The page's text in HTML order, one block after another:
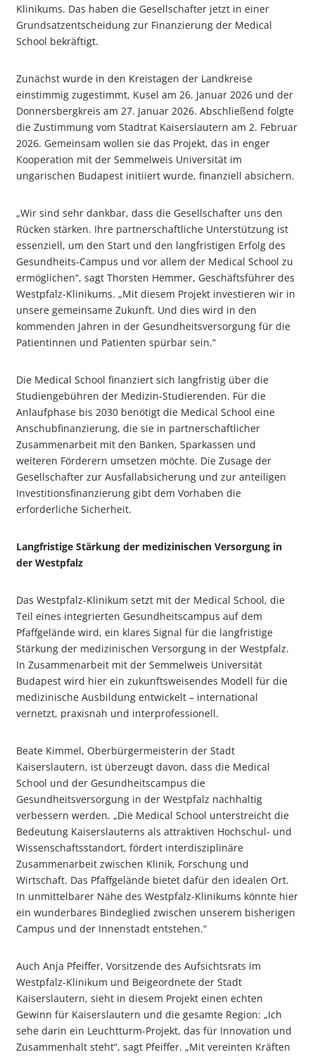
Klinikums. Das haben die Gesellschafter jetzt in einer
Grundsatzentscheidung zur Finanzierung der Medical
School bekräftigt.
Zunächst wurde in den Kreistagen der Landkreise
einstimmig zugestimmt, Kusel am 26. Januar 2026 und der
Donnersbergkreis am 27. Januar 2026. Abschließend folgte
die Zustimmung vom Stadtrat Kaiserslautern am 2. Februar
2026. Gemeinsam wollen sie das Projekt, das in enger
Kooperation mit der Semmelweis Universität im
ungarischen Budapest initiiert wurde, finanziell absichern.
„Wir sind sehr dankbar, dass die Gesellschafter uns den
Rücken stärken. Ihre partnerschaftliche Unterstützung ist
essenziell, um den Start und den langfristigen Erfolg des
Gesundheits-Campus und vor allem der Medical School zu
ermöglichen“, sagt Thorsten Hemmer, Geschäftsführer des
Westpfalz-Klinikums. „Mit diesem Projekt investieren wir in
unsere gemeinsame Zukunft. Und dies wird in den
kommenden Jahren in der Gesundheitsversorgung für die
Patientinnen und Patienten spürbar sein.“
Die Medical School finanziert sich langfristig über die
Studiengebühren der Medizin-Studierenden. Für die
Anlaufphase bis 2030 benötigt die Medical School eine
Anschubfinanzierung, die sie in partnerschaftlicher
Zusammenarbeit mit den Banken, Sparkassen und
weiteren Förderern umsetzen möchte. Die Zusage der
Gesellschafter zur Ausfallabsicherung und zur anteiligen
Investitionsfinanzierung gibt dem Vorhaben die
erforderliche Sicherheit.
Langfristige Stärkung der medizinischen Versorgung in
der Westpfalz
Das Westpfalz-Klinikum setzt mit der Medical School, die
Teil eines integrierten Gesundheitscampus auf dem
Pfaffgelände wird, ein klares Signal für die langfristige
Stärkung der medizinischen Versorgung in der Westpfalz.
In Zusammenarbeit mit der Semmelweis Universität
Budapest wird hier ein zukunftsweisendes Modell für die
medizinische Ausbildung entwickelt – international
vernetzt, praxisnah und interprofessionell.
Beate Kimmel, Oberbürgermeisterin der Stadt
Kaiserslautern, ist überzeugt davon, dass die Medical
School und der Gesundheitscampus die
Gesundheitsversorgung in der Westpfalz nachhaltig
verbessern werden. „Die Medical School unterstreicht die
Bedeutung Kaiserslauterns als attraktiven Hochschul- und
Wissenschaftsstandort, fördert interdisziplinäre
Zusammenarbeit zwischen Klinik, Forschung und
Wirtschaft. Das Pfaffgelände bietet dafür den idealen Ort.
In unmittelbarer Nähe des Westpfalz-Klinikums könnte hier
ein wunderbares Bindeglied zwischen unserem bisherigen
Campus und der Innenstadt entstehen.“
Auch Anja Pfeiffer, Vorsitzende des Aufsichtsrats im
Westpfalz-Klinikum und Beigeordnete der Stadt
Kaiserslautern, sieht in diesem Projekt einen echten
Gewinn für Kaiserslautern und die gesamte Region: „Ich
sehe darin ein Leuchtturm-Projekt, das für Innovation und
Zusammenhalt steht“, sagt Pfeiffer. „Mit vereinten Kräften